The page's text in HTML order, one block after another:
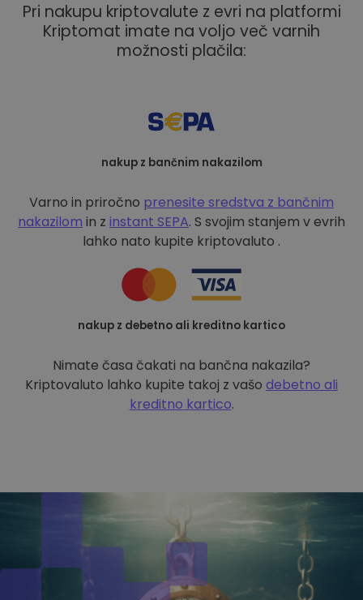
Pri nakupu kriptovalute z evri na platformi
Kriptomat imate na voljo več varnih
možnosti plačila:
nakup z bančnim nakazilom
Varno in priročno prenesite sredstva z bančnim
nakazilom in z instant SEPA. S svojim stanjem v evrih
lahko nato kupite kriptovaluto .
nakup z debetno ali kreditno kartico
Nimate časa čakati na bančna nakazila?
Kriptovaluto lahko kupite takoj z vašo debetno ali
kreditno kartico.